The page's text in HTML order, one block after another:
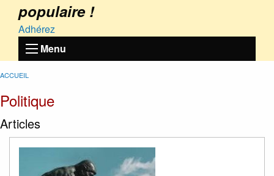
populaire !
Adhérez
Menu
ACCUEIL
Politique
Articles